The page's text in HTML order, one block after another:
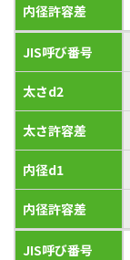
内径許容差
JIS呼び番号
太さd2
太さ許容差
内径d1
内径許容差
JIS呼び番号